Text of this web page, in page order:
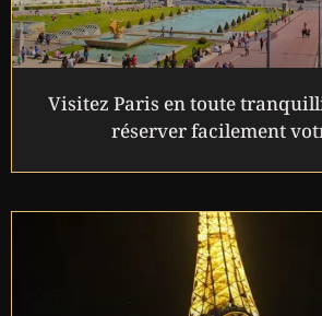
Visitez Paris en toute
réserver facilement